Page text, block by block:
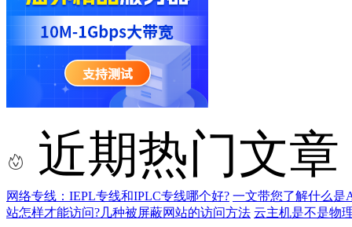
近期热门文章
网络专线：IEPL专线和IPLC专线哪个好? 一文带您了解什么是
站怎样才能访问?几种被屏蔽网站的访问方法 云主机是不是物